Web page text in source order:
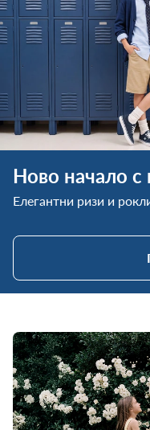
Ново начало с
Елегантни ризи и